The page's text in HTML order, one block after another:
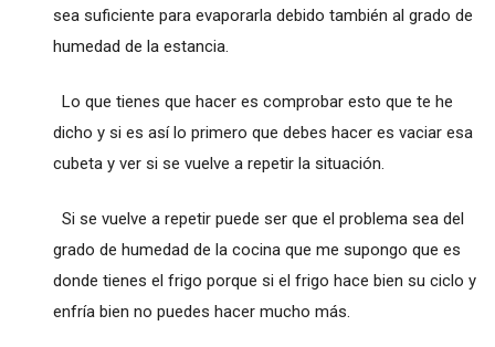
sea suficiente para evaporarla debido también al grado de
humedad de la estancia.
Lo que tienes que hacer es comprobar esto que te he
dicho y si es así lo primero que debes hacer es vaciar esa
cubeta y ver si se vuelve a repetir la situación.
Si se vuelve a repetir puede ser que el problema sea del
grado de humedad de la cocina que me supongo que es
donde tienes el frigo porque si el frigo hace bien su ciclo y
enfría bien no puedes hacer mucho más.